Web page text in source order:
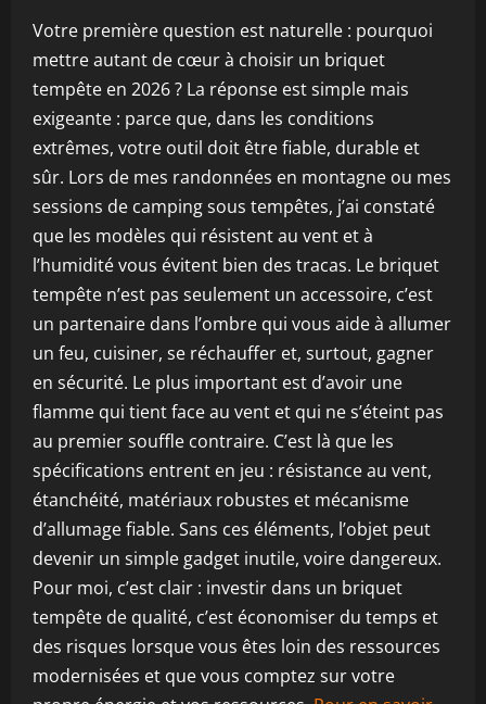
Votre première question est naturelle : pourquoi
mettre autant de cœur à choisir un briquet
tempête en 2026 ? La réponse est simple mais
exigeante : parce que, dans les conditions
extrêmes, votre outil doit être fiable, durable et
sûr. Lors de mes randonnées en montagne ou mes
sessions de camping sous tempêtes, j’ai constaté
que les modèles qui résistent au vent et à
l’humidité vous évitent bien des tracas. Le briquet
tempête n’est pas seulement un accessoire, c’est
un partenaire dans l’ombre qui vous aide à allumer
un feu, cuisiner, se réchauffer et, surtout, gagner
en sécurité. Le plus important est d’avoir une
flamme qui tient face au vent et qui ne s’éteint pas
au premier souffle contraire. C’est là que les
spécifications entrent en jeu : résistance au vent,
étanchéité, matériaux robustes et mécanisme
d’allumage fiable. Sans ces éléments, l’objet peut
devenir un simple gadget inutile, voire dangereux.
Pour moi, c’est clair : investir dans un briquet
tempête de qualité, c’est économiser du temps et
des risques lorsque vous êtes loin des ressources
modernisées et que vous comptez sur votre